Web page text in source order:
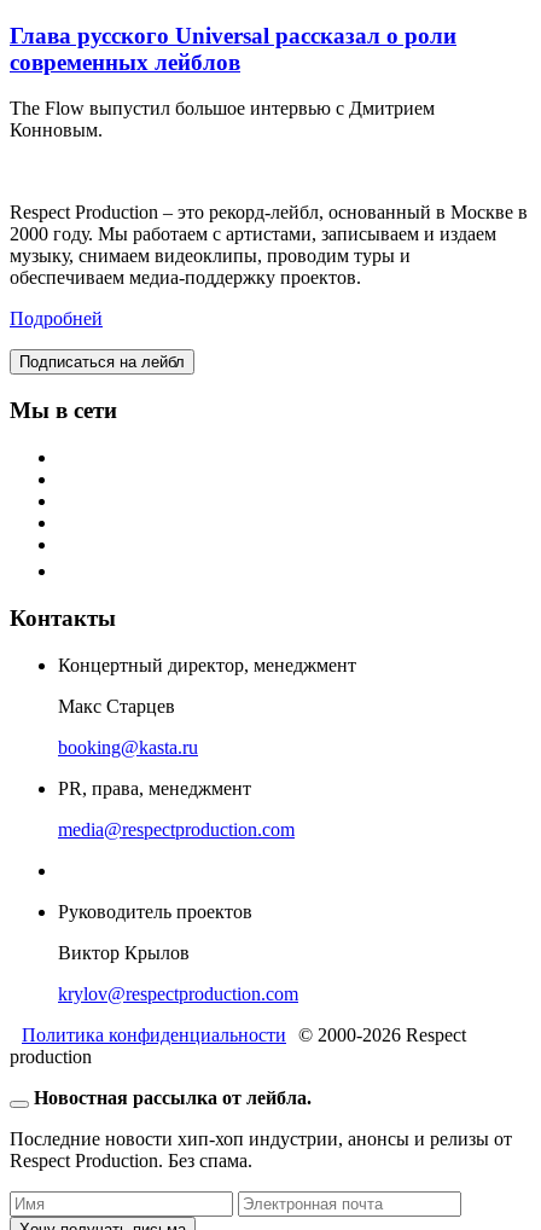
Глава русского Universal рассказал о роли
современных лейблов
The Flow выпустил большое интервью с Дмитрием
Конновым.
Respect Production – это рекорд-лейбл, основанный в Москве в
2000 году. Мы работаем с артистами, записываем и издаем
музыку, снимаем видеоклипы, проводим туры и
обеспечиваем медиа-поддержку проектов.
Подробней
Подписаться на лейбл
Мы в сети
Контакты
Концертный директор, менеджмент
Макс Старцев
booking@kasta.ru
PR, права, менеджмент
media@respectproduction.com
Руководитель проектов
Виктор Крылов
krylov@respectproduction.com
Политика конфиденциальности
© 2000-2026 Respect
production
Новостная рассылка от лейбла.
Последние новости хип-хоп индустрии, анонсы и релизы от
Respect Production. Без спама.